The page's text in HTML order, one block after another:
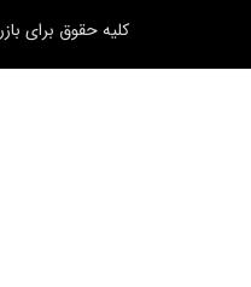
کلیه حقوق برای